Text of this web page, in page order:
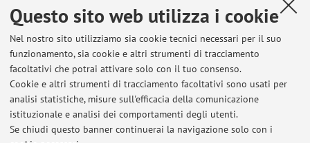
Questo sito web utilizza i cookie
Nel nostro sito utilizziamo sia cookie tecnici necessari per il suo
funzionamento, sia cookie e altri strumenti di tracciamento
facoltativi che potrai attivare solo con il tuo consenso.
Cookie e altri strumenti di tracciamento facoltativi sono usati per
analisi statistiche, misure sull'efficacia della comunicazione
istituzionale e analisi dei comportamenti degli utenti.
Se chiudi questo banner continuerai la navigazione solo con i
(dietro le aule del complesso Belmeloro-Andreatta). In caso di
necessità, è possibile anche concordare un appuntamento via
Microsoft Teams.
Per gli studenti ravennati di Giustizia costituzionale, il
ricevimento è previsto a margine delle lezioni o via Microsoft
Teams. In ogni caso, al fine di evitare sovrapposizioni, è
sempre consigliabile prendere appuntamento via e-mail
scrivendo a francesco.medico2@unibo.it.